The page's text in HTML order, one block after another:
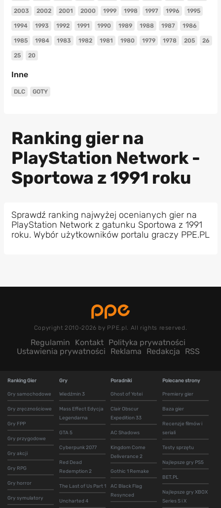
2003 2002 2001 2000 1999 1998 1997 1996 1995
1994 1993 1992 1991 1990 1989 1988 1987 1986
1985 1984 1983 1982 1981 1980 1979 1978 205 26
25 20
Inne
DLC GOTY
Ranking gier na
PlayStation Network -
Sportowa z 1991 roku
Sprawdź ranking najwyżej ocenianych gier na
PlayStation Network z gatunku Sportowa z 1991
roku. Wybór użytkowników portalu graczy PPE.PL
Copyright 2010-2026 by PPE.pl. All rights reserved.
Regulamin Kontakt Polityka prywatności
Ustawienia prywatności
Reklama Redakcja RSS
Ranking Gier
Gry samochodowe
Gry zręcznościowe
Gry FPP
Gry przygodowe
Gry akcji
Gry RPG
Gry horror
Gry symulatory
Gry
Wiedźmin 3
Mass Effect Edycja
Legendarna
GTA 5
Cyberpunk 2077
Red Dead
Redemption 2
The Last of Us Part 1
Uncharted 4
Poradniki
Ghost of Yotei
Clair Obscur
Expedition 33
AC Shadows
Kingdom Come
Deliverance 2
Gothic 1 Remake
AC Black Flag
Resynced
Polecane strony
Premiery gier
Baza gier
Recenzje filmów i
seriali
Testy sprzętu
Najlepsze gry PS5
BET.PL
Najlepsze gry XBOX
Series S i X